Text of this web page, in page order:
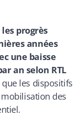
progrès
années
une baisse
an selon RTL
les dispositifs
des